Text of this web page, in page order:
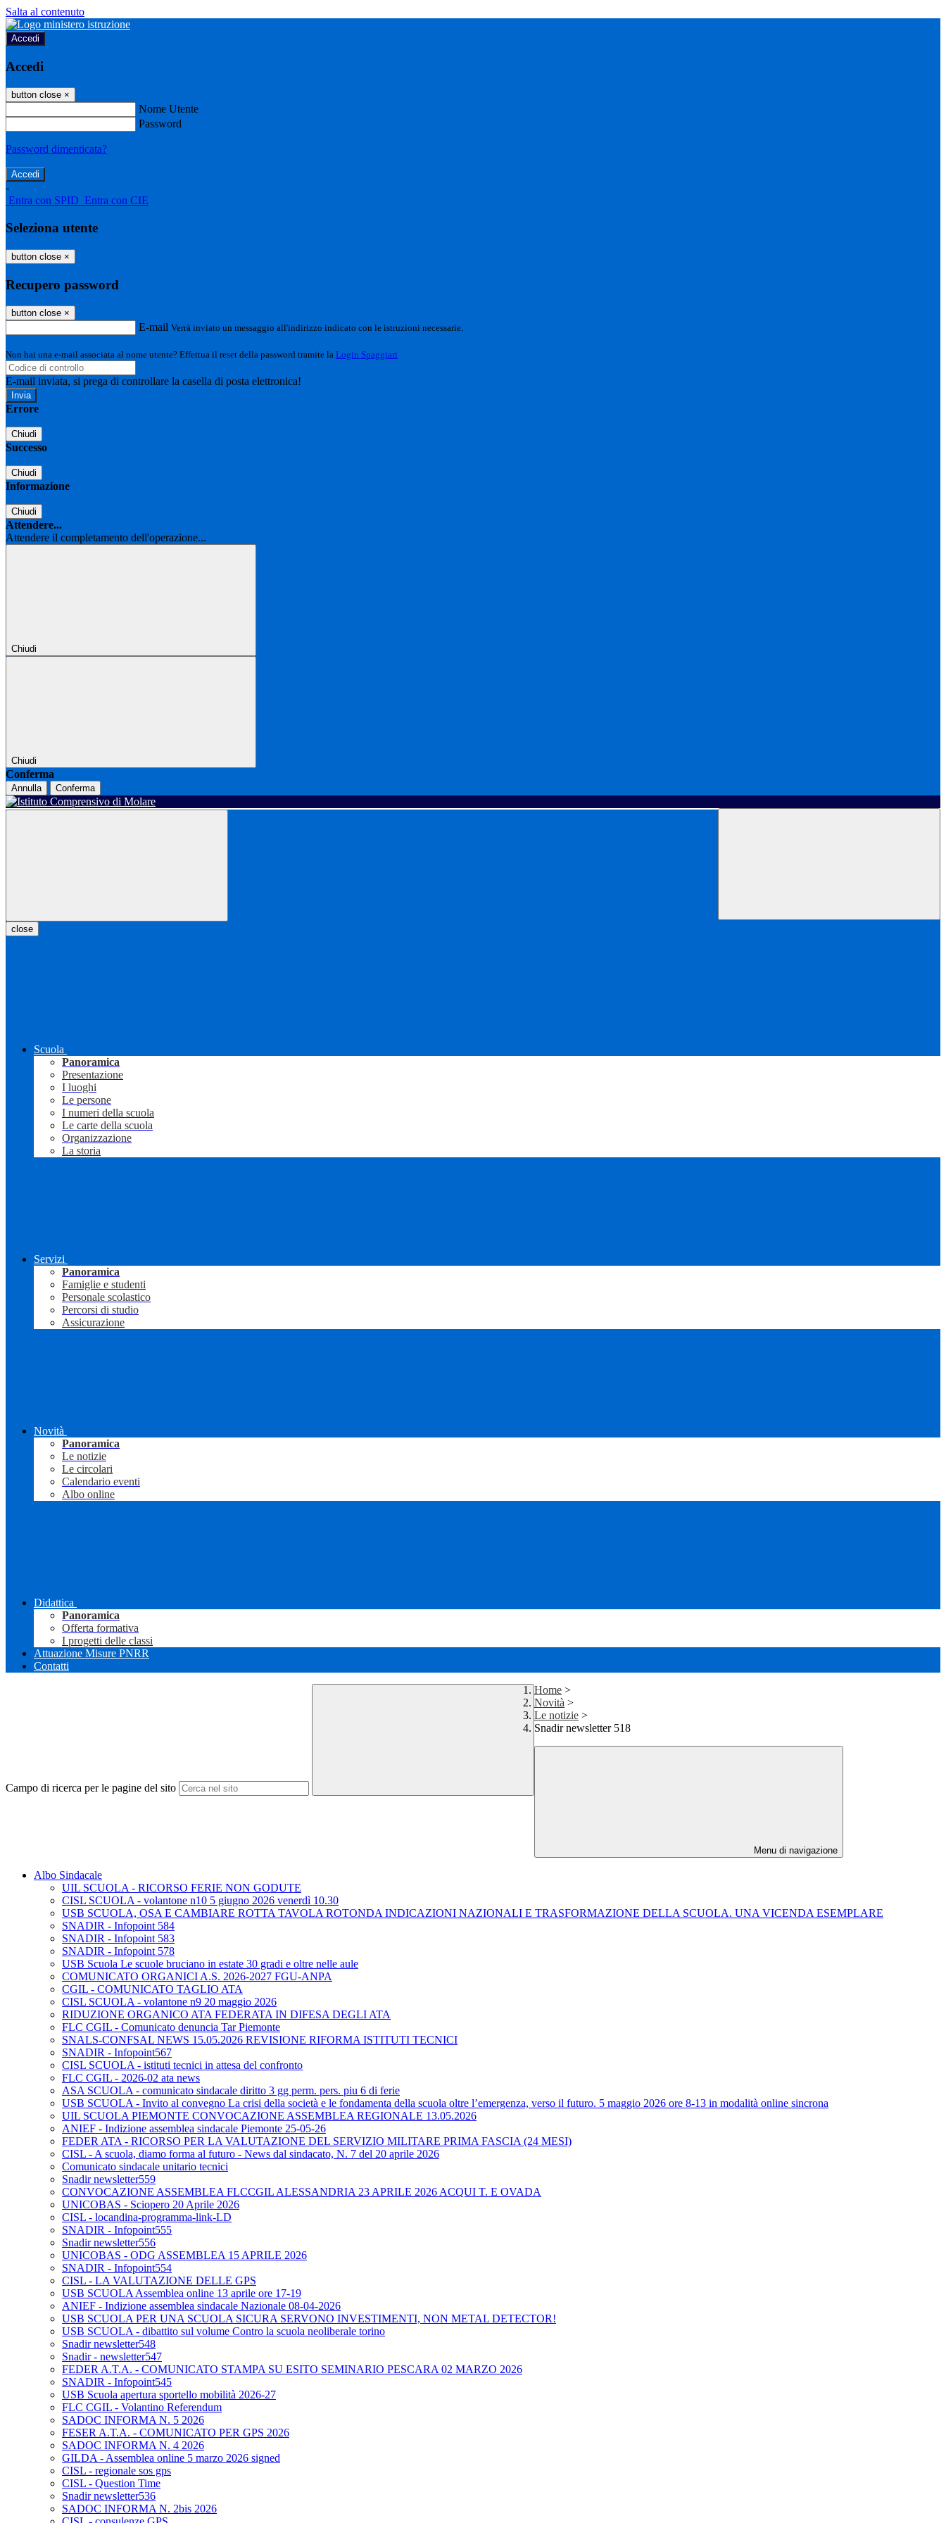
Salta al contenuto
Accedi
Accedi
button close ×
Nome Utente
Password
Password dimenticata?
-
Entra con SPID Entra con CIE
Seleziona utente
button close ×
Recupero password
button close ×
E-mail Verrà inviato un messaggio all'indirizzo indicato con le istruzioni necessarie.
Non hai una e-mail associata al nome utente? Effettua il reset della password tramite la Login Spaggiari
E-mail inviata, si prega di controllare la casella di posta elettronica!
Errore
Chiudi
Successo
Chiudi
Informazione
Chiudi
Attendere...
Attendere il completamento dell'operazione...
Chiudi
Chiudi
Conferma
Annulla Conferma
close
Scuola
Panoramica
Presentazione
I luoghi
Le persone
I numeri della scuola
Le carte della scuola
Organizzazione
La storia
Servizi
Panoramica
Famiglie e studenti
Personale scolastico
Percorsi di studio
Assicurazione
Novità
Panoramica
Le notizie
Le circolari
Calendario eventi
Albo online
Didattica
Panoramica
Offerta formativa
I progetti delle classi
Attuazione Misure PNRR
Contatti
Campo di ricerca per le pagine del sito
Home >
Novità >
Le notizie >
Snadir newsletter 518
Menu di navigazione
Albo Sindacale
UIL SCUOLA - RICORSO FERIE NON GODUTE
CISL SCUOLA - volantone n10 5 giugno 2026 venerdì 10.30
USB SCUOLA, OSA E CAMBIARE ROTTA TAVOLA ROTONDA INDICAZIONI NAZIONALI E TRASFORMAZIONE DELLA SCUOLA. UNA VICENDA ESEMPLARE
SNADIR - Infopoint 584
SNADIR - Infopoint 583
SNADIR - Infopoint 578
USB Scuola Le scuole bruciano in estate 30 gradi e oltre nelle aule
COMUNICATO ORGANICI A.S. 2026-2027 FGU-ANPA
CGIL - COMUNICATO TAGLIO ATA
CISL SCUOLA - volantone n9 20 maggio 2026
RIDUZIONE ORGANICO ATA FEDERATA IN DIFESA DEGLI ATA
FLC CGIL - Comunicato denuncia Tar Piemonte
SNALS-CONFSAL NEWS 15.05.2026 REVISIONE RIFORMA ISTITUTI TECNICI
SNADIR - Infopoint567
CISL SCUOLA - istituti tecnici in attesa del confronto
FLC CGIL - 2026-02 ata news
ASA SCUOLA - comunicato sindacale diritto 3 gg perm. pers. piu 6 di ferie
USB SCUOLA - Invito al convegno La crisi della società e le fondamenta della scuola oltre l’emergenza, verso il futuro. 5 maggio 2026 ore 8-13 in modalità online sincrona
UIL SCUOLA PIEMONTE CONVOCAZIONE ASSEMBLEA REGIONALE 13.05.2026
ANIEF - Indizione assemblea sindacale Piemonte 25-05-26
FEDER ATA - RICORSO PER LA VALUTAZIONE DEL SERVIZIO MILITARE PRIMA FASCIA (24 MESI)
CISL - A scuola, diamo forma al futuro - News dal sindacato, N. 7 del 20 aprile 2026
Comunicato sindacale unitario tecnici
Snadir newsletter559
CONVOCAZIONE ASSEMBLEA FLCCGIL ALESSANDRIA 23 APRILE 2026 ACQUI T. E OVADA
UNICOBAS - Sciopero 20 Aprile 2026
CISL - locandina-programma-link-LD
SNADIR - Infopoint555
Snadir newsletter556
UNICOBAS - ODG ASSEMBLEA 15 APRILE 2026
SNADIR - Infopoint554
CISL - LA VALUTAZIONE DELLE GPS
USB SCUOLA Assemblea online 13 aprile ore 17-19
ANIEF - Indizione assemblea sindacale Nazionale 08-04-2026
USB SCUOLA PER UNA SCUOLA SICURA SERVONO INVESTIMENTI, NON METAL DETECTOR!
USB SCUOLA - dibattito sul volume Contro la scuola neoliberale torino
Snadir newsletter548
Snadir - newsletter547
FEDER A.T.A. - COMUNICATO STAMPA SU ESITO SEMINARIO PESCARA 02 MARZO 2026
SNADIR - Infopoint545
USB Scuola apertura sportello mobilità 2026-27
FLC CGIL - Volantino Referendum
SADOC INFORMA N. 5 2026
FESER A.T.A. - COMUNICATO PER GPS 2026
SADOC INFORMA N. 4 2026
GILDA - Assemblea online 5 marzo 2026 signed
CISL - regionale sos gps
CISL - Question Time
Snadir newsletter536
SADOC INFORMA N. 2bis 2026